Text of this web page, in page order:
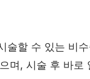
술할 수 있는 비
며, 시술 후 바